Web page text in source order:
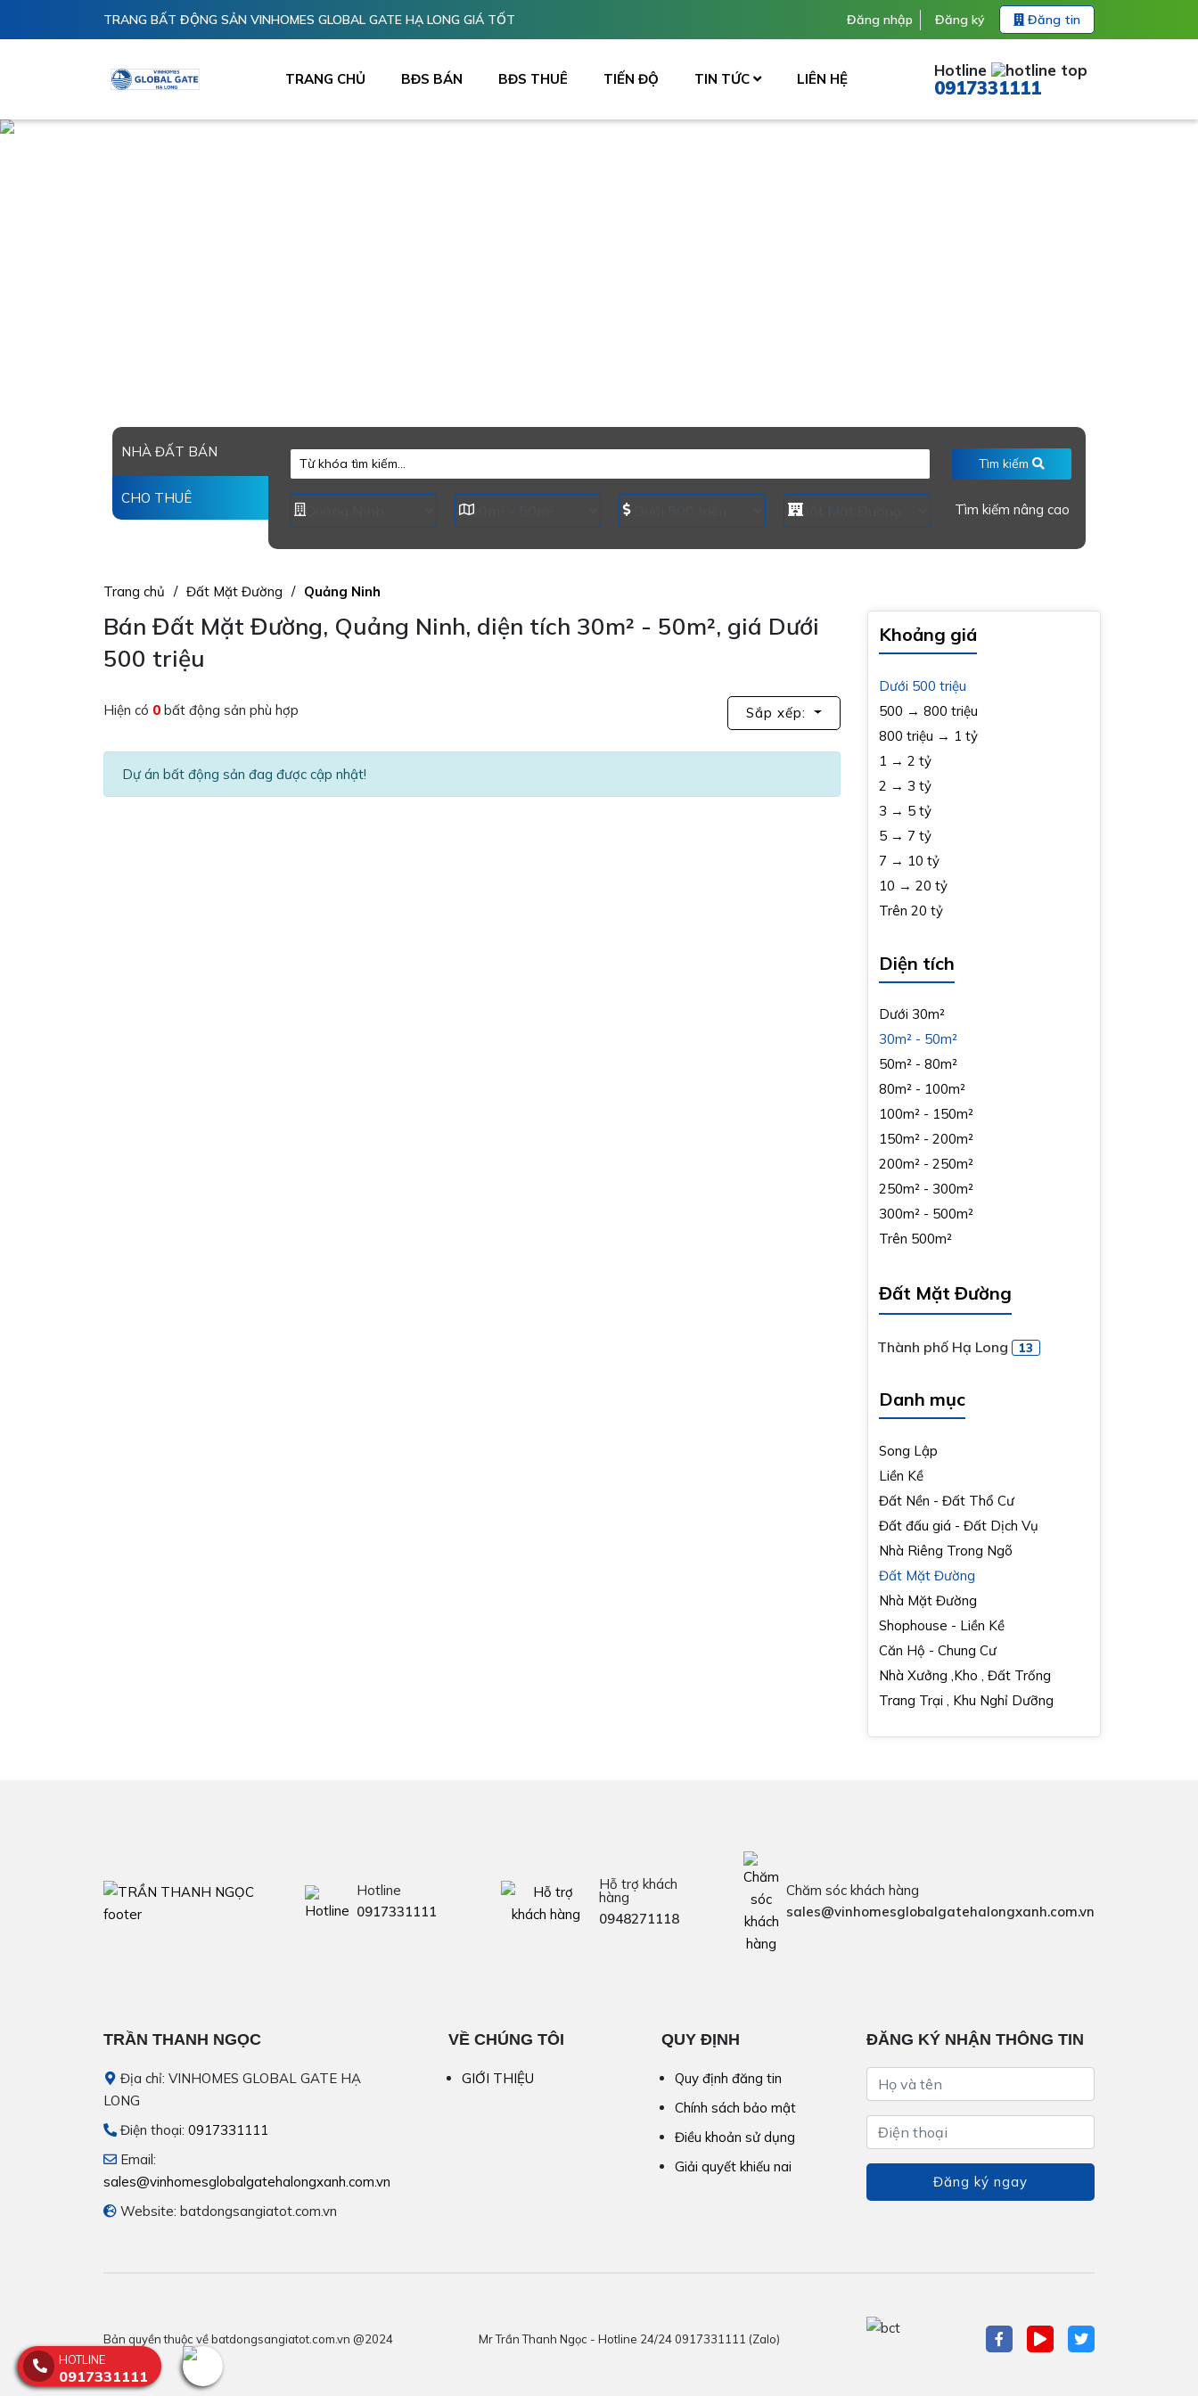
TRANG BẤT ĐỘNG SẢN VINHOMES GLOBAL GATE HẠ LONG GIÁ TỐT Đăng nhập Đăng ký Đăng tin
TRANG CHỦ BĐS BÁN BĐS THUÊ TIẾN ĐỘ TIN TỨC LIÊN HỆ Hotline
0917331111
NHÀ ĐẤT BÁN
CHO THUÊ
Tìm kiếm
Tìm kiếm nâng cao
Trang chủ Đất Mặt Đường Quảng Ninh
Bán Đất Mặt Đường, Quảng Ninh, diện tích 30m² - 50m², giá Dưới
500 triệu
Hiện có 0bất động sản phù hợp Sắp xếp:
Dự án bất động sản đag được cập nhật!
Khoảng giá
Dưới 500 triệu
500 → 800 triệu
800 triệu → 1 tỷ
1 → 2 tỷ
2 → 3 tỷ
3 → 5 tỷ
5 → 7 tỷ
7 → 10 tỷ
10 → 20 tỷ
Trên 20 tỷ
Diện tích
Dưới 30m²
30m² - 50m²
50m² - 80m²
80m² - 100m²
100m² - 150m²
150m² - 200m²
200m² - 250m²
250m² - 300m²
300m² - 500m²
Trên 500m²
Đất Mặt Đường
Thành phố Hạ Long 13
Danh mục
Song Lập
Liền Kề
Đất Nền - Đất Thổ Cư
Đất đấu giá - Đất Dịch Vụ
Nhà Riêng Trong Ngõ
Đất Mặt Đường
Nhà Mặt Đường
Shophouse - Liền Kề
Căn Hộ - Chung Cư
Nhà Xưởng ,Kho , Đất Trống
Trang Trại , Khu Nghỉ Dưỡng
Hotline
0917331111
Hỗ trợ khách
hàng
0948271118
Chăm sóc khách hàng
sales@vinhomesglobalgatehalongxanh.com.vn
TRẦN THANH NGỌC
Địa chỉ: VINHOMES GLOBAL GATE HẠ
LONG
Điện thoại: 0917331111
Email:
sales@vinhomesglobalgatehalongxanh.com.vn
Website: batdongsangiatot.com.vn
VỀ CHÚNG TÔI
GIỚI THIỆU
QUY ĐỊNH
Quy định đăng tin
Chính sách bảo mật
Điều khoản sử dụng
Giải quyết khiếu nai
ĐĂNG KÝ NHẬN THÔNG TIN
Đăng ký ngay
Bản quyền thuộc về batdongsangiatot.com.vn @2024
Mr Trần Thanh Ngọc - Hotline 24/24 0917331111 (Zalo)
HOTLINE
0917331111